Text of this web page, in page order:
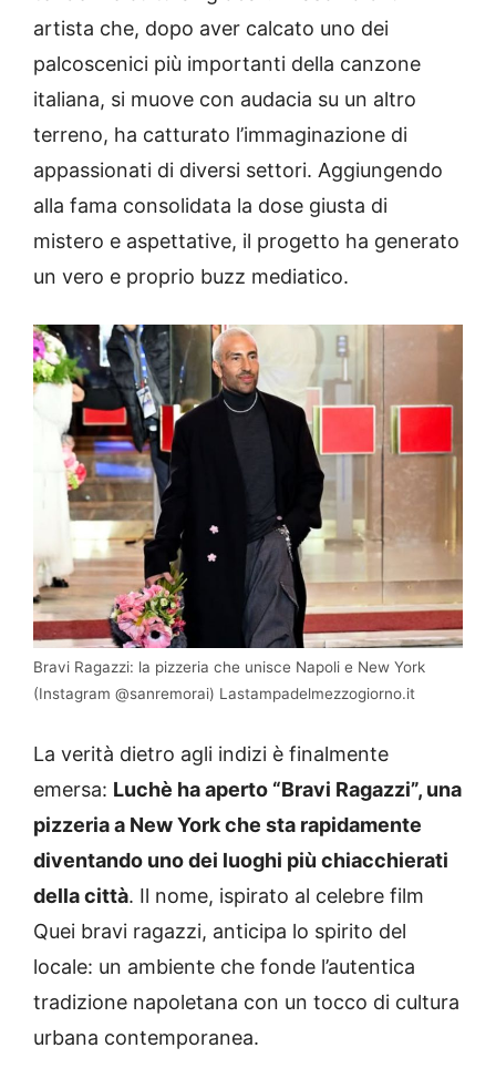
artista che, dopo aver calcato uno dei
palcoscenici più importanti della canzone
italiana, si muove con audacia su un altro
terreno, ha catturato l’immaginazione di
appassionati di diversi settori. Aggiungendo
alla fama consolidata la dose giusta di
mistero e aspettative, il progetto ha generato
un vero e proprio buzz mediatico.
Bravi Ragazzi: la pizzeria che unisce Napoli e New York
(Instagram @sanremorai) Lastampadelmezzogiorno.it
La verità dietro agli indizi è finalmente
emersa: Luchè ha aperto “Bravi Ragazzi”, una
pizzeria a New York che sta rapidamente
diventando uno dei luoghi più chiacchierati
della città. Il nome, ispirato al celebre film
Quei bravi ragazzi, anticipa lo spirito del
locale: un ambiente che fonde l’autentica
tradizione napoletana con un tocco di cultura
urbana contemporanea.